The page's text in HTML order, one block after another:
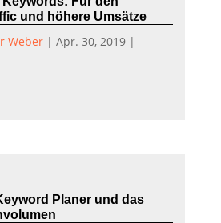
und höhere Umsätze
Weber| Apr. 30, 2019|
Planer und das